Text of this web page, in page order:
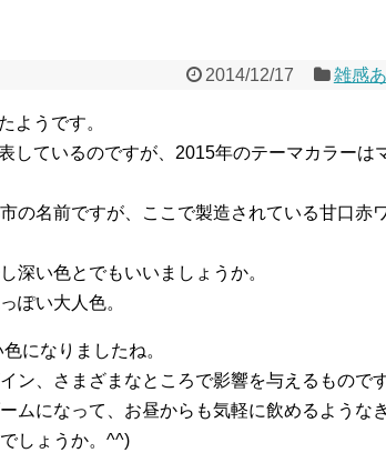
2014/12/17 雑感
ようです。
しているのですが、2015年のテーマカラーは
の名前ですが、ここで製造されている甘口赤
深い色とでもいいましょうか。
ぽい大人色。
になりましたね。
ン、さまざまなところで影響を与えるものです
ムになって、お昼からも気軽に飲めるような
しょうか。^^)